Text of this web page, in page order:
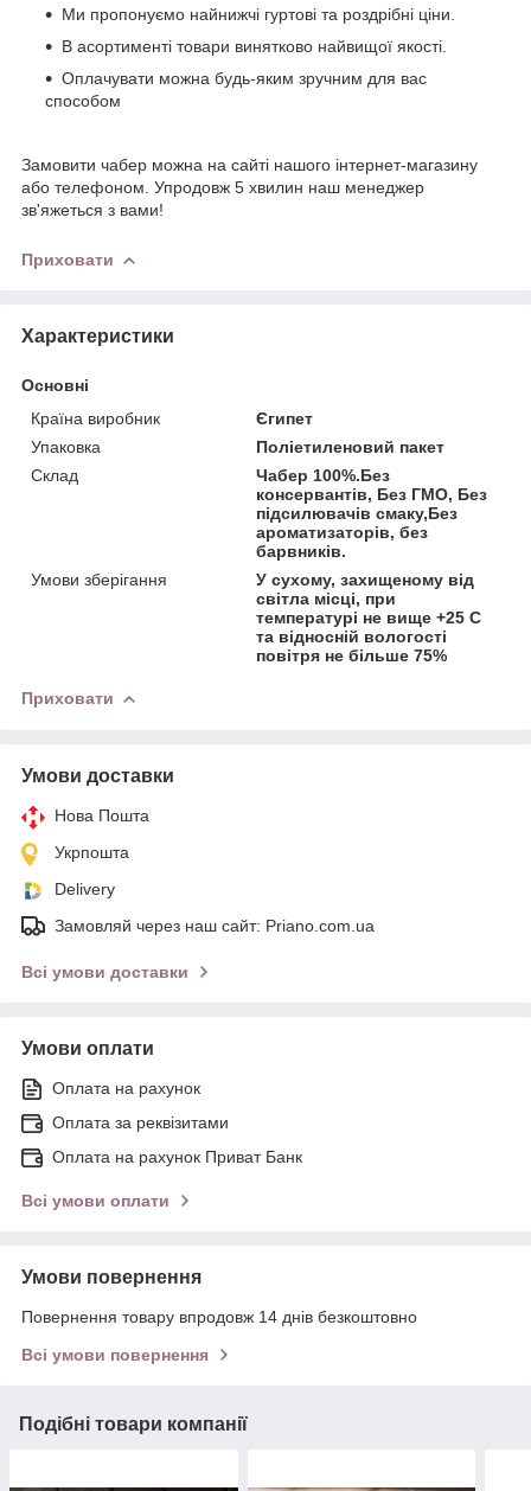
Ми пропонуємо найнижчі гуртові та роздрібні ціни.
В асортименті товари винятково найвищої якості.
Оплачувати можна будь-яким зручним для вас
способом
Замовити чабер можна на сайті нашого інтернет-магазину
або телефоном. Упродовж 5 хвилин наш менеджер
зв'яжеться з вами!
Приховати
Характеристики
Основні
Країна виробник
Єгипет
Упаковка
Поліетиленовий пакет
Склад
Чабер 100%.Без
консервантів, Без ГМО, Без
підсилювачів смаку,Без
ароматизаторів, без
барвників.
Умови зберігання
У сухому, захищеному від
світла місці, при
температурі не вище +25 С
та відносній вологості
повітря не більше 75%
Приховати
Умови доставки
Нова Пошта
Укрпошта
Delivery
Замовляй через наш сайт: Priano.com.ua
Всі умови доставки
Умови оплати
Оплата на рахунок
Оплата за реквізитами
Оплата на рахунок Приват Банк
Всі умови оплати
Умови повернення
Повернення товару впродовж 14 днів безкоштовно
Всі умови повернення
Подібні товари компанії